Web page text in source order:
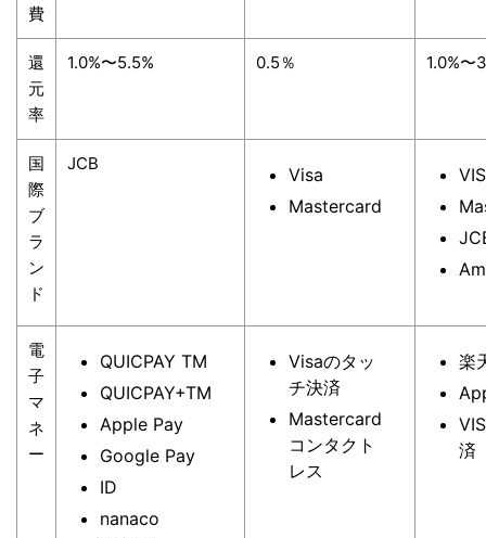
費
還
元
率
1.0%〜5.5% 0.5％ 1.0%〜
国
際
ブ
ラ
ン
ド
JCB
Visa
Mastercard
電
子
マ
ネ
ー
QUICPAY TM
QUICPAY+TM
Apple Pay
Google Pay
ID
nanaco
Visaのタッ
チ決済
Mastercard
コンタクト
レス
楽
済